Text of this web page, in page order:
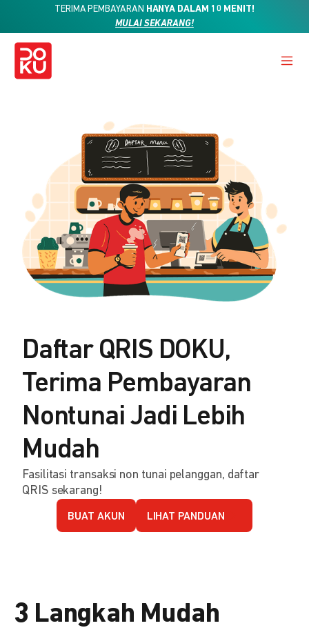
TERIMA PEMBAYARAN HANYA DALAM 10 MENIT!
MULAI SEKARANG!
Daftar QRIS DOKU,
Terima Pembayaran
Nontunai Jadi Lebih
Mudah
Fasilitasi transaksi non tunai pelanggan, daftar
QRIS sekarang!
BUAT AKUN LIHAT PANDUAN
3 Langkah Mudah